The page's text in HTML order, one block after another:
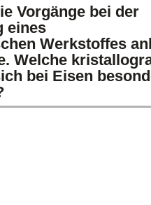
Vorgänge bei der
eines
Werkstoffes
Welche
bei Eisen